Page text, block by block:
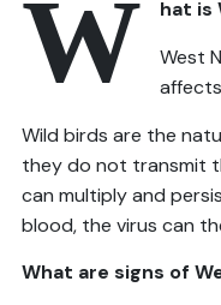
W
hat is
West
Wild birds are the
they do not transmit
can multiply and
blood, the virus can
What are signs of